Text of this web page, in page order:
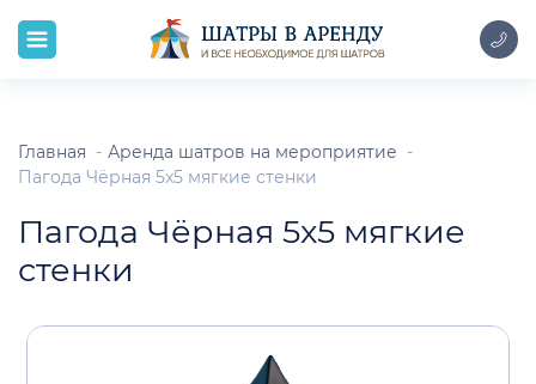
Главная
Аренда шатров на мероприятие
Пагода Чёрная 5x5 мягкие стенки
Пагода Чёрная 5x5 мягкие
стенки